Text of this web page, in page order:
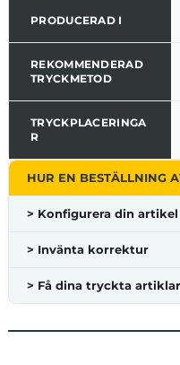
PRODUCERAD I
REKOMMENDERAD
TRYCKMETOD
TRYCKPLACERINGA
R
HUR EN BESTÄLLNING
> Konfigurera din artikel
> Invänta korrektur
> Få dina tryckta